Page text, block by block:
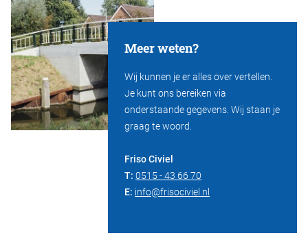
Meer weten?
Wij kunnen je er alles over vertellen.
Je kunt ons bereiken via
onderstaande gegevens. Wij staan je
graag te woord.
Friso Civiel
T: 0515 - 43 66 70
E: info@frisociviel.nl